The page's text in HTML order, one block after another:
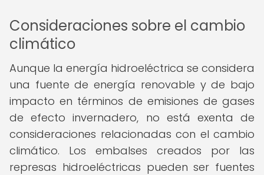
Consideraciones sobre el cambio
climático
Aunque la energía hidroeléctrica se considera
una fuente de energía renovable y de bajo
impacto en términos de emisiones de gases
de efecto invernadero, no está exenta de
consideraciones relacionadas con el cambio
climático. Los embalses creados por las
represas hidroeléctricas pueden ser fuentes